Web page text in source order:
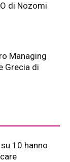
di Nozomi
Managing
Grecia di
10 hanno